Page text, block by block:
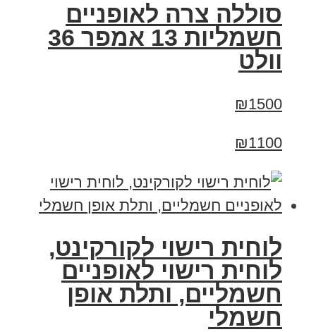
סוללה צרה לאופניים
חשמליות 13 אמפר 36
וולט
₪1500
₪1100
לוחית רישוי לקורקינט,
לוחית רישוי לאופניים
חשמליים, ותלת אופן
חשמלי